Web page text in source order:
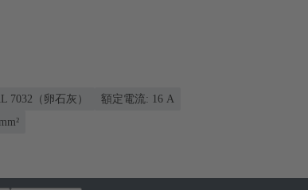
7032（卵石灰）
額定電流: ‌16 A